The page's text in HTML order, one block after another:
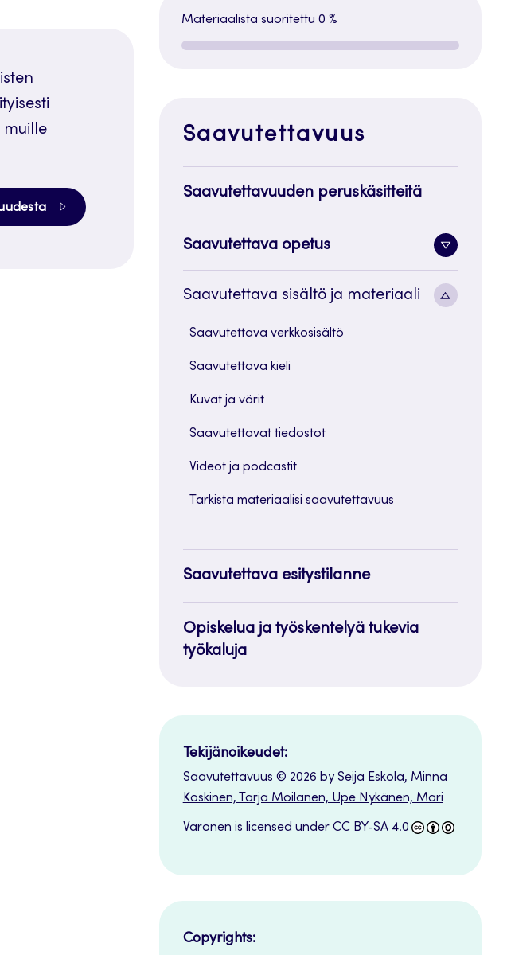
muille
Materiaalista suoritettu 0 %
Saavutettavuus
Saavutettavuuden peruskäsitteitä
Saavutettava opetus
Saavutettava sisältö ja materiaali
Saavutettava verkkosisältö
Saavutettava kieli
Kuvat ja värit
Saavutettavat tiedostot
Videot ja podcastit
Tarkista materiaalisi saavutettavuus
Saavutettava esitystilanne
Opiskelua ja työskentelyä tukevia
työkaluja
Tekijänoikeudet:
Saavutettavuus © 2026 by Seija Eskola, Minna
Koskinen, Tarja Moilanen, Upe Nykänen, Mari
Varonen is licensed under CC BY-SA 4.0
Copyrights: